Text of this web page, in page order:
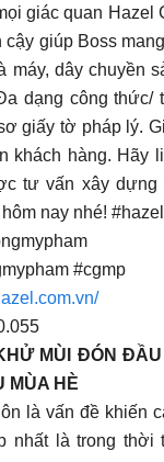
giác quan Hazel
cậy giúp Boss
máy, dây chuyền
dạng công thức/
giấy tờ pháp lý.
khách hàng. Hãy
tư vấn xây dựng
nay nhé!
#cgmp
MÙI ĐÓN
MÙA HÈ
là vấn đề khiến
nhất là trong thời